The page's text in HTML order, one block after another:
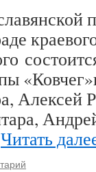
Алексей
Читать